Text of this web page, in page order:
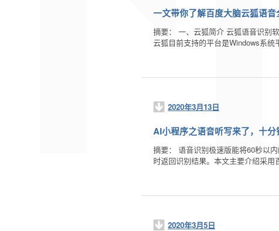
一文带你了解百度大脑云狐语音
摘要： 一、云狐简介 云狐语音识别
云狐目前支持的平台是Windows系
2020年3月13日
AI小程序之语音听写来了，十分
摘要： 语音识别极速版能将60秒以
时返回识别结果。本文主要介绍采
2020年3月5日